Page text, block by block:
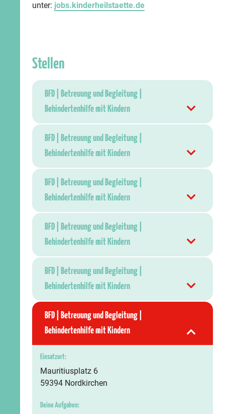
unter: jobs.kinderheilstaette.de
Stellen
BFD | Betreuung und Begleitung |
Behindertenhilfe mit Kindern
BFD | Betreuung und Begleitung |
Behindertenhilfe mit Kindern
BFD | Betreuung und Begleitung |
Behindertenhilfe mit Kindern
BFD | Betreuung und Begleitung |
Behindertenhilfe mit Kindern
BFD | Betreuung und Begleitung |
Behindertenhilfe mit Kindern
BFD | Betreuung und Begleitung |
Behindertenhilfe mit Kindern
Einsatzort:
Mauritiusplatz 6
59394 Nordkirchen
Deine Aufgaben: